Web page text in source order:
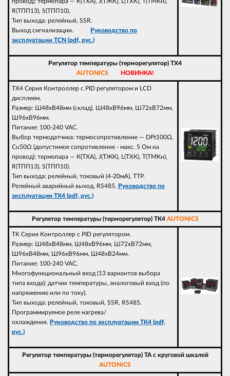
R(ТПП13), S(ТПП10).
Тип выхода: релейный, SSR.
Выход сигнализации. Руководство по
эксплуатации TCN (pdf, рус.)
Регулятор температуры (терморегулятор) TX4
AUTONICS НОВИНКА!
TX4 Серия Контроллер с PID регулятором и LCD
дисплеем.
Размер: Ш48xВ48мм (склад), Ш48xВ96мм, Ш72xВ72мм,
Ш96xВ96мм.
Питание: 100-240 VAC.
Выбор термодатчика: термосопротивление — DPt100Ω,
Cu50Ω (допустимое сопротивление - макс. 5 Ом на
провод); термопара — К(ТХА), J(ТЖК), L(ТХК), T(ТМКн),
R(ТПП13), S(ТПП10).
Тип выхода: релейный, токовый (4-20мА), ТТР.
Релейный аварийный выход, RS485. Руководство по
эксплуатации TX4 (pdf, рус.)
Регулятор температуры (терморегулятор) TK4 AUTONICS
TK Серия Контроллер с PID регулятором.
Размер: Ш48xВ48мм, Ш48xВ96мм, Ш72xВ72мм,
Ш96xВ48мм, Ш96xВ96мм, Ш48xВ24мм.
Питание: 100-240 VAC.
Многофункциональный вход (13 вариантов выбора
типа входа): датчик температуры, аналоговый вход (по
напряжению или по току).
Тип выхода: релейный, токовый, SSR, RS485.
Программируемое реле нагрева/
охлаждения. Руководство по эксплуатации TK4 (pdf,
рус.)
Регулятор температуры (терморегулятор) TA с круговой шкалой
AUTONICS